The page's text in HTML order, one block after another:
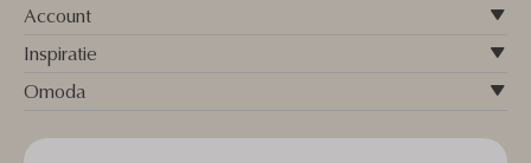
Account
Inspiratie
Omoda